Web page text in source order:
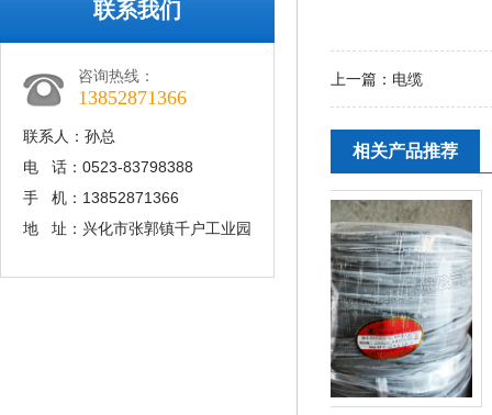
联系我们
咨询热线：
13852871366
联系人：孙总
电 话：0523-83798388
手 机：13852871366
地 址：兴化市张郭镇千户工业园
上一篇： 电缆
相关产品推荐